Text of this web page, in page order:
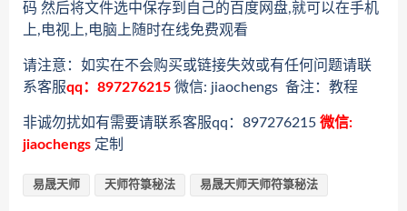
码 然后将文件选中保存到自己的百度网盘,就可以在手机
上,电视上,电脑上随时在线免费观看
请注意：如实在不会购买或链接失效或有任何问题请联
系客服qq：897276215 微信: jiaochengs 备注：教程
非诚勿扰如有需要请联系客服qq：897276215 微信:
jiaochengs 定制
易晟天师 天师符箓秘法 易晟天师天师符箓秘法